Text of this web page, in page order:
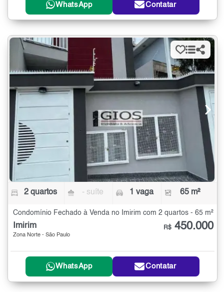
WhatsApp Contatar
2 quartos - suíte 1 vaga 65 m²
Condomínio Fechado à Venda no Imirim com 2 quartos - 65 m²
Imirim
Zona Norte - São Paulo
R$ 450.000
WhatsApp Contatar